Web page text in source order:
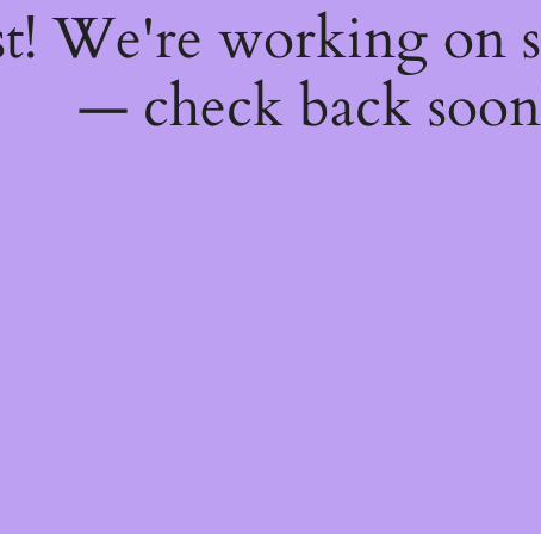
We're working on
— check back